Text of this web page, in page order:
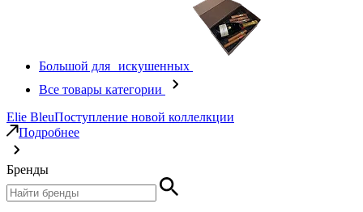
Большой для искушенных
Все товары категории
Elie BleuПоступление новой коллелкции
Подробнее
Бренды